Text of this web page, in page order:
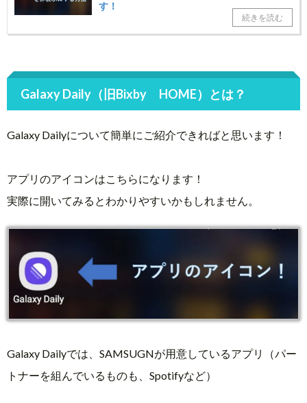
す！
Galaxy Daily（旧Bixby HOME）とは？
Galaxy Dailyについて簡単にご紹介できればと思います！
アプリのアイコンはこちらになります！
実際に開いてみるとわかりやすいかもしれません。
Galaxy Dailyでは、SAMSUGNが用意しているアプリ（パー
トナーを組んでいるものも、Spotifyなど）